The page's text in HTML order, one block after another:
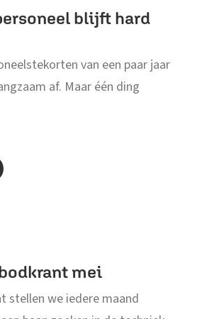
blijft hard
van een paar jaar
af. Maar één ding
mei
stellen we iedere maand